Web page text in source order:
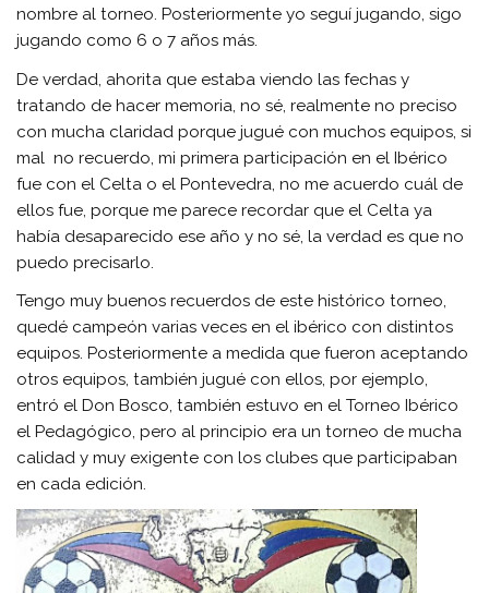
nombre al torneo. Posteriormente yo seguí jugando, sigo
jugando como 6 o 7 años más.
De verdad, ahorita que estaba viendo las fechas y
tratando de hacer memoria, no sé, realmente no preciso
con mucha claridad porque jugué con muchos equipos, si
mal no recuerdo, mi primera participación en el Ibérico
fue con el Celta o el Pontevedra, no me acuerdo cuál de
ellos fue, porque me parece recordar que el Celta ya
había desaparecido ese año y no sé, la verdad es que no
puedo precisarlo.
Tengo muy buenos recuerdos de este histórico torneo,
quedé campeón varias veces en el ibérico con distintos
equipos. Posteriormente a medida que fueron aceptando
otros equipos, también jugué con ellos, por ejemplo,
entró el Don Bosco, también estuvo en el Torneo Ibérico
el Pedagógico, pero al principio era un torneo de mucha
calidad y muy exigente con los clubes que participaban
en cada edición.